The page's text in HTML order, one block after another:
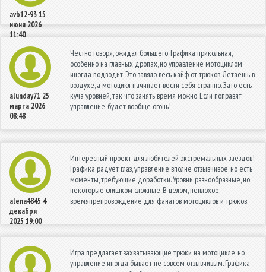
avb12-9315
июня 2026
11:40
alunday71 25
марта 2026
08:48
Честно говоря, ожидал большего. Графика прикольная,
особенно на главных дропах, но управление мотоциклом
иногда подводит. Это завяло весь кайф от трюков. Летаешь в
воздухе, а мотоцикл начинает вести себя странно. Зато есть
куча уровней, так что занять время можно. Если поправят
управление, будет вообще огонь!
alena4845 4
декабря
2025 19:00
Интересный проект для любителей экстремальных заездов!
Графика радует глаз, управление вполне отзывчивое, но есть
моменты, требующие доработки. Уровни разнообразные, но
некоторые слишком сложные. В целом, неплохое
времяпрепровождение для фанатов мотоциклов и трюков.
Игра предлагает захватывающие трюки на мотоцикле, но
управление иногда бывает не совсем отзывчивым. Графика